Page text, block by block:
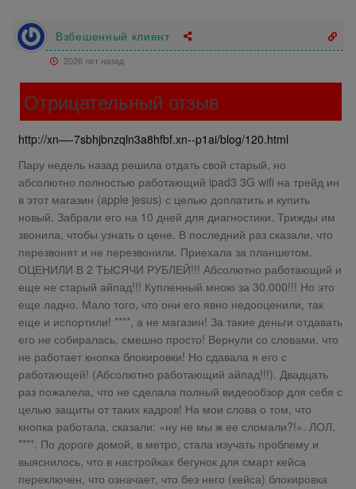
Взбешенный клиент
2026 лет назад
Отрицательный отзыв
http://xn—-7sbhjbnzqln3a8hfbf.xn--p1ai/blog/120.html
Пару недель назад решила отдать свой старый, но
абсолютно полностью работающий ipad3 3G wifi на трейд ин
в этот магазин (apple jesus) с целью доплатить и купить
новый. Забрали его на 10 дней для диагностики. Трижды им
звонила, чтобы узнать о цене. В последний раз сказали, что
перезвонят и не перезвонили. Приехала за планшетом.
ОЦЕНИЛИ В 2 ТЫСЯЧИ РУБЛЕЙ!!! Абсолютно работающий и
еще не старый айпад!!! Купленный мною за 30.000!!! Но это
еще ладно. Мало того, что они его явно недооценили, так
еще и испортили! ****, а не магазин! За такие деньги отдавать
его не собиралась, смешно просто! Вернули со словами, что
не работает кнопка блокировки! Но сдавала я его с
работающей! (Абсолютно работающий айпад!!!). Двадцать
раз пожалела, что не сделала полный видеообзор для себя с
целью защиты от таких кадров! На мои слова о том, что
кнопка работала, сказали: «ну не мы ж ее сломали?!». ЛОЛ,
****. По дороге домой, в метро, стала изучать проблему и
выяснилось, что в настройках бегунок для смарт кейса
переключен, что означает, что без него (кейса) блокировка